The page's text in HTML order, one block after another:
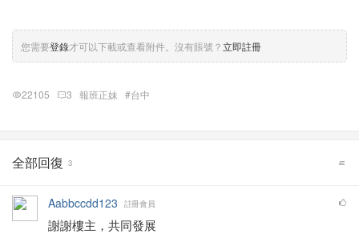
您需要登錄才可以下載或查看附件。沒有賬號？立即註冊
22105 3 報班正妹 #台中
全部回復 3
Aabbccdd123 註冊會員
謝謝樓主，共同發展